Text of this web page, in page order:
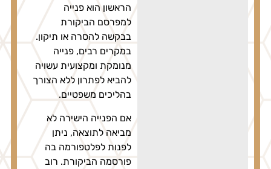
הראשון הוא פנייה
למפרסם הביקורת
בבקשה להסרה או תיקון.
במקרים רבים, פנייה
מנומקת ומקצועית עשויה
להביא לפתרון ללא הצורך
בהליכים משפטיים.
אם הפנייה הישירה לא
מביאה לתוצאה, ניתן
לפנות לפלטפורמה בה
פורסמה הביקורת. רוב